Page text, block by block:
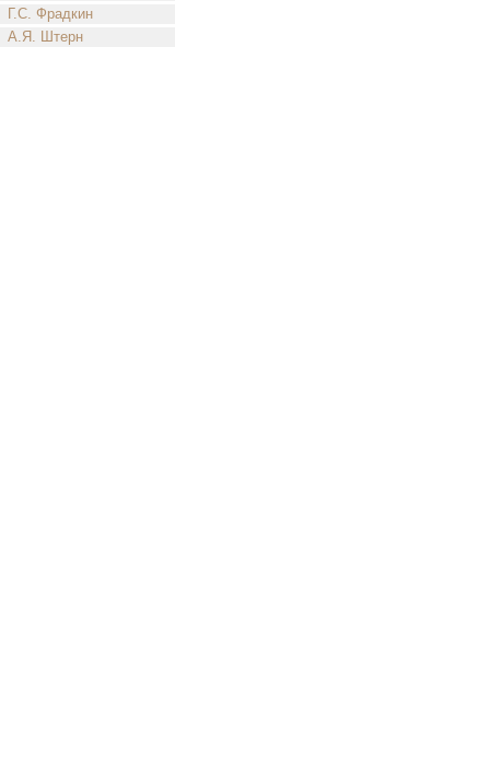
Г.С. Фрадкин
А.Я. Штерн